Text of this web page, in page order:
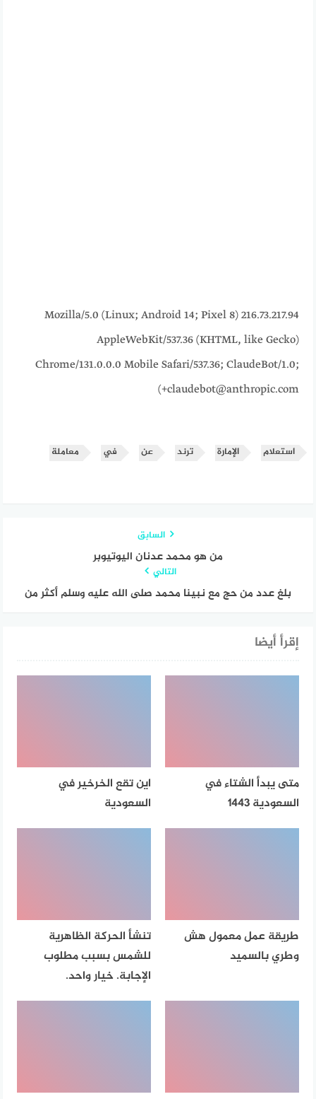
216.73.217.94 Mozilla/5.0 (Linux; Android 14; Pixel 8)
AppleWebKit/537.36 (KHTML, like Gecko)
Chrome/131.0.0.0 Mobile Safari/537.36; ClaudeBot/1.0;
+claudebot@anthropic.com)
استعلام الإمارة ترند عن في معاملة
السابق
من هو محمد عدنان اليوتيوبر
التالي
بلغ عدد من حج مع نبينا محمد صلى الله عليه وسلم أكثر من
إقرأ أيضا
متى يبدأ الشتاء في
السعودية 1443
اين تقع الخرخير في
السعودية
طريقة عمل معمول هش
وطري بالسميد
تنشأ الحركة الظاهرية
للشمس بسبب مطلوب
الإجابة. خيار واحد.